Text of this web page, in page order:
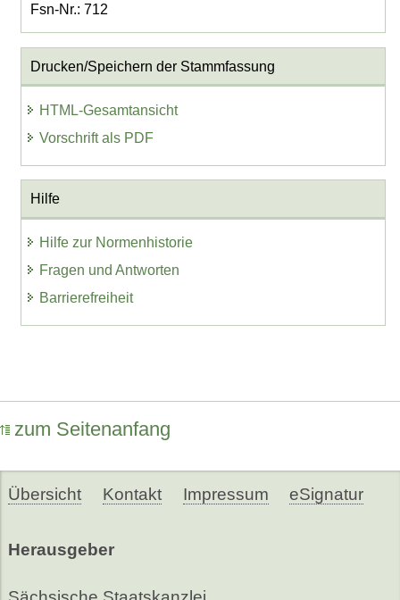
Fsn-Nr.: 712
Drucken/Speichern der Stammfassung
HTML-Gesamtansicht
Vorschrift als PDF
Hilfe
Hilfe zur Normenhistorie
Fragen und Antworten
Barrierefreiheit
zum Seitenanfang
Übersicht Kontakt Impressum eSignatur
Herausgeber